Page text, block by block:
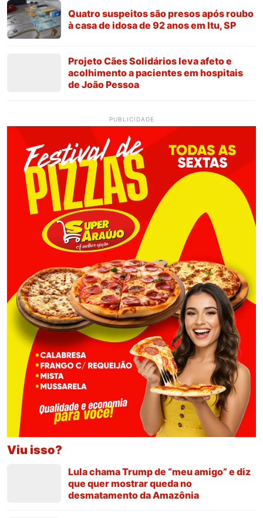
Quatro suspeitos são presos após roubo
à casa de idosa de 92 anos em Itu, SP
Projeto Cães Solidários leva afeto e
acolhimento a pacientes em hospitais
de João Pessoa
PUBLICIDADE
Viu isso?
Lula chama Trump de “meu amigo” e diz
que quer mostrar queda no
desmatamento da Amazônia